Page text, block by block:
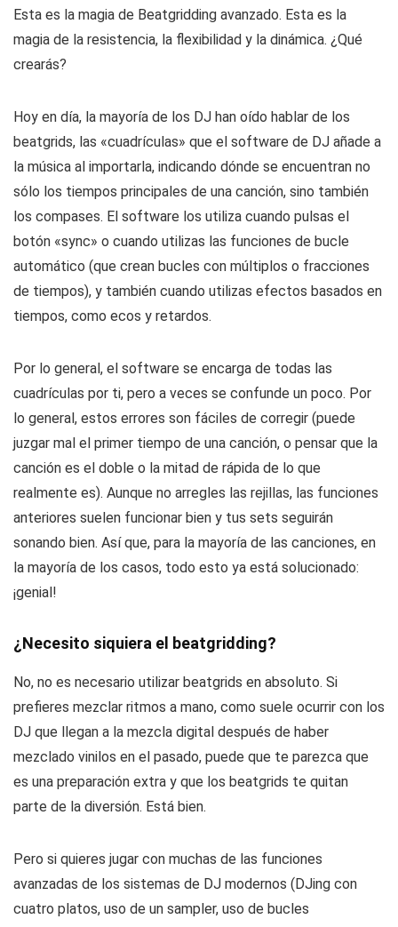
Esta es la magia de Beatgridding avanzado. Esta es la
magia de la resistencia, la flexibilidad y la dinámica. ¿Qué
crearás?
Hoy en día, la mayoría de los DJ han oído hablar de los
beatgrids, las «cuadrículas» que el software de DJ añade a
la música al importarla, indicando dónde se encuentran no
sólo los tiempos principales de una canción, sino también
los compases. El software los utiliza cuando pulsas el
botón «sync» o cuando utilizas las funciones de bucle
automático (que crean bucles con múltiplos o fracciones
de tiempos), y también cuando utilizas efectos basados en
tiempos, como ecos y retardos.
Por lo general, el software se encarga de todas las
cuadrículas por ti, pero a veces se confunde un poco. Por
lo general, estos errores son fáciles de corregir (puede
juzgar mal el primer tiempo de una canción, o pensar que la
canción es el doble o la mitad de rápida de lo que
realmente es). Aunque no arregles las rejillas, las funciones
anteriores suelen funcionar bien y tus sets seguirán
sonando bien. Así que, para la mayoría de las canciones, en
la mayoría de los casos, todo esto ya está solucionado:
¡genial!
¿Necesito siquiera el beatgridding?
No, no es necesario utilizar beatgrids en absoluto. Si
prefieres mezclar ritmos a mano, como suele ocurrir con los
DJ que llegan a la mezcla digital después de haber
mezclado vinilos en el pasado, puede que te parezca que
es una preparación extra y que los beatgrids te quitan
parte de la diversión. Está bien.
Pero si quieres jugar con muchas de las funciones
avanzadas de los sistemas de DJ modernos (DJing con
cuatro platos, uso de un sampler, uso de bucles